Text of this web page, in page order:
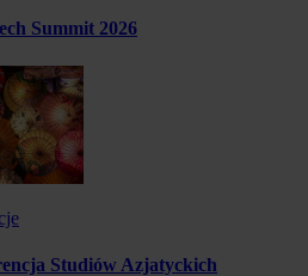
Summit 2026
Studiów Azjatyckich